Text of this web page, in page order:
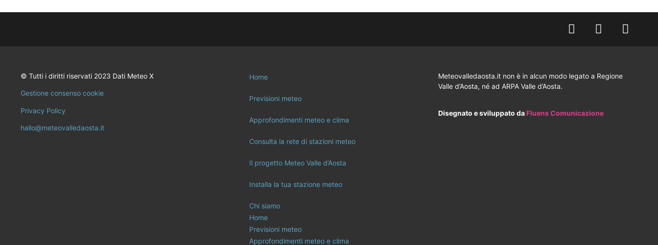
© Tutti i diritti riservati 2023 Dati Meteo X
Gestione consenso cookie
Privacy Policy
hallo@meteovalledaosta.it
Home
Previsioni meteo
Approfondimenti meteo e clima
Consulta la rete di stazioni meteo
Il progetto Meteo Valle d’Aosta
Installa la tua stazione meteo
Chi siamo
Home
Previsioni meteo
Approfondimenti meteo e clima
Meteovalledaosta.it non è in alcun modo legato a Regione
Valle d’Aosta, né ad ARPA Valle d’Aosta.
Disegnato e sviluppato da Fluens Comunicazione